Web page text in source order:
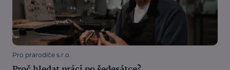
Pro prarodiče s.r.o.